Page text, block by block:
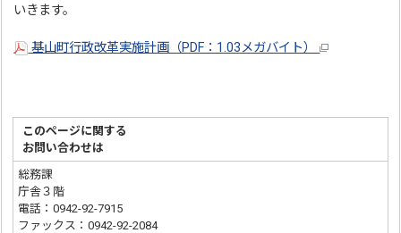
いきます。
基山町行政改革実施計画（PDF：1.03メガバイト）
このページに関する
お問い合わせは
総務課
庁舎３階
電話：0942-92-7915
ファックス：0942-92-2084